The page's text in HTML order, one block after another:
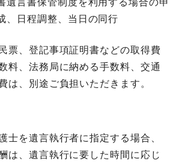
、日程調整、当日の同行
票、登記事項証明書などの取得費
料、法務局に納める手数料、交通
は、別途ご負担いただきます。
士を遺言執行者に指定する場合、
は、遺言執行に要した時間に応じ